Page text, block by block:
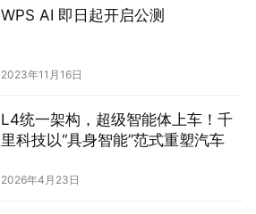
WPS AI 即日起开启公测
2023年11月16日
L4统一架构，超级智能体上车！千
里科技以“具身智能”范式重塑汽车
2026年4月23日